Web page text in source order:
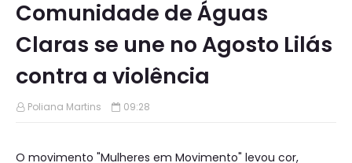
Comunidade de Águas
Claras se une no Agosto Lilás
contra a violência
Poliana Martins 09:28
O movimento "Mulheres em Movimento" levou cor,